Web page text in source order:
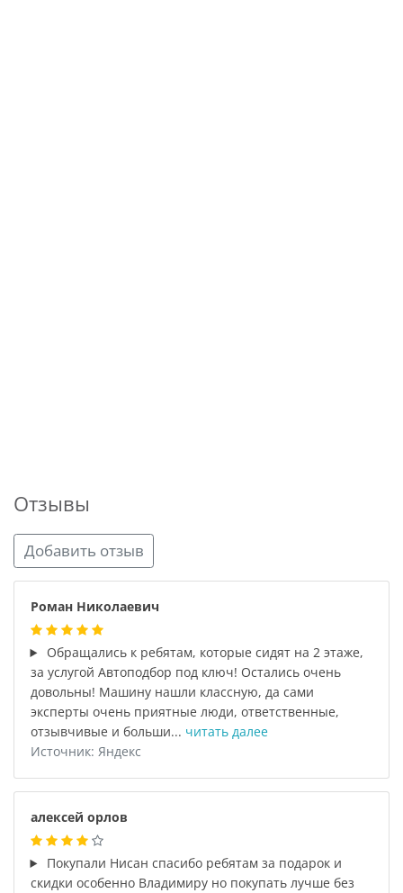
Отзывы
Добавить отзыв
Роман Николаевич
Обращались к ребятам, которые сидят на 2 этаже,
за услугой Автоподбор под ключ! Остались очень
довольны! Машину нашли классную, да сами
эксперты очень приятные люди, ответственные,
отзывчивые и больши... читать далее
Источник: Яндекс
алексей орлов
Покупали Нисан спасибо ребятам за подарок и
скидки особенно Владимиру но покупать лучше без